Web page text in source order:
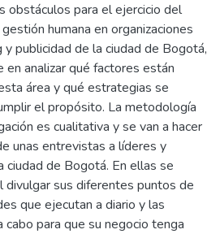
obstáculos para el ejercicio del
humana en organizaciones
publicidad de la ciudad de Bogotá,
en analizar qué factores están
área y qué estrategias se
el propósito. La metodología
es cualitativa y se van a hacer
unas entrevistas a líderes y
ciudad de Bogotá. En ellas se
divulgar sus diferentes puntos de
que ejecutan a diario y las
para que su negocio tenga